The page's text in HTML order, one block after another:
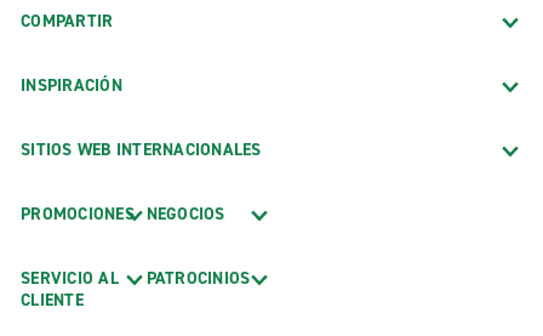
COMPARTIR
INSPIRACIÓN
SITIOS WEB INTERNACIONALES
PROMOCIONES
SERVICIO AL
CLIENTE
NEGOCIOS
PATROCINIOS